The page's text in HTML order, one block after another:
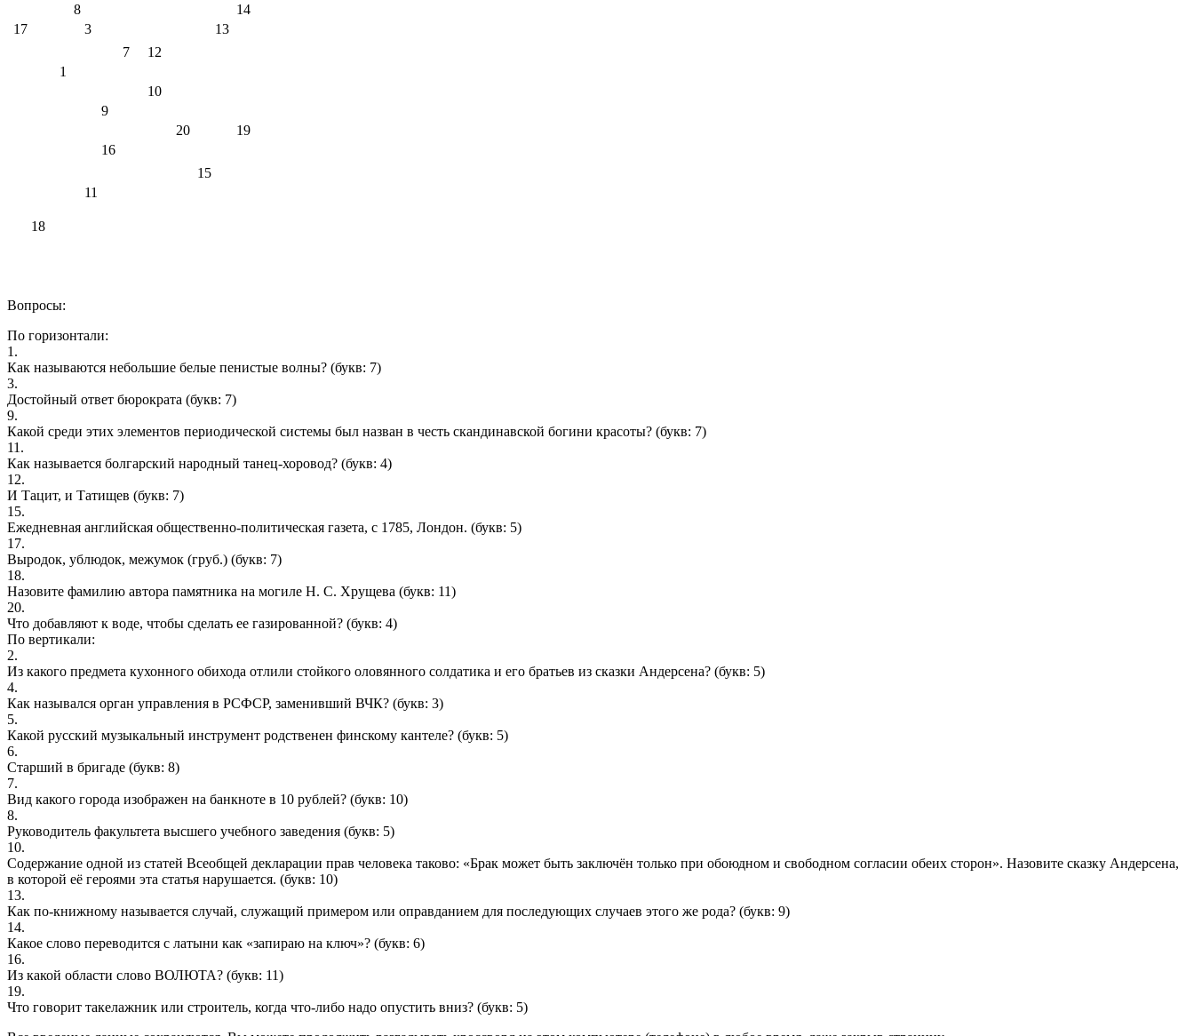
8
14
17
3
13
7
12
1
10
9
20
19
16
15
11
18
Вопросы:
По горизонтали:
1.
Как называются небольшие белые пенистые волны? (букв: 7)
3.
Достойный ответ бюрократа (букв: 7)
9.
Какой среди этих элементов периодической системы был назван в честь скандинавской богини красоты? (букв: 7)
11.
Как называется болгарский народный танец-хоровод? (букв: 4)
12.
И Тацит, и Татищев (букв: 7)
15.
Ежедневная английская общественно-политическая газета, с 1785, Лондон. (букв: 5)
17.
Выродок, ублюдок, межумок (груб.) (букв: 7)
18.
Назовите фамилию автора памятника на могиле Н. С. Хрущева (букв: 11)
20.
Что добавляют к воде, чтобы сделать ее газированной? (букв: 4)
По вертикали:
2.
Из какого предмета кухонного обихода отлили стойкого оловянного солдатика и его братьев из сказки Андерсена? (букв: 5)
4.
Как назывался орган управления в РСФСР, заменивший ВЧК? (букв: 3)
5.
Какой русский музыкальный инструмент родственен финскому кантеле? (букв: 5)
6.
Старший в бригаде (букв: 8)
7.
Вид какого города изображен на банкноте в 10 рублей? (букв: 10)
8.
Руководитель факультета высшего учебного заведения (букв: 5)
10.
Содержание одной из статей Всеобщей декларации прав человека таково: «Брак может быть заключён только при обоюдном и свободном согласии обеих сторон». Назовите сказку Андерсена,
в которой её героями эта статья нарушается. (букв: 10)
13.
Как по-книжному называется случай, служащий примером или оправданием для последующих случаев этого же рода? (букв: 9)
14.
Какое слово переводится с латыни как «запираю на ключ»? (букв: 6)
16.
Из какой области слово ВОЛЮТА? (букв: 11)
19.
Что говорит такелажник или строитель, когда что-либо надо опустить вниз? (букв: 5)